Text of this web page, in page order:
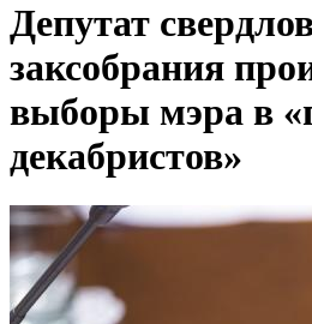
Депутат
заксобрания
выборы мэра в
декабристов»